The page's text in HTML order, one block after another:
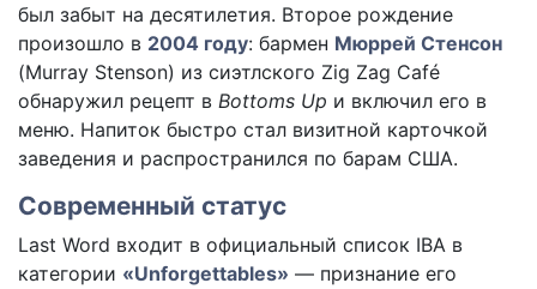
был забыт на десятилетия. Второе рождение
произошло в 2004 году: бармен Мюррей Стенсон
(Murray Stenson) из сиэтлского Zig Zag Café
обнаружил рецепт в Bottoms Up и включил его в
меню. Напиток быстро стал визитной карточкой
заведения и распространился по барам США.
Современный статус
Last Word входит в официальный список IBA в
категории «Unforgettables» — признание его